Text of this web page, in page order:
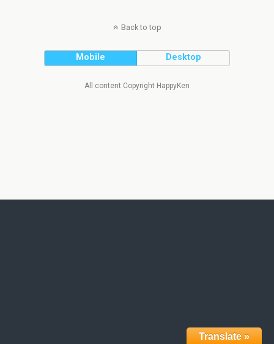
Back to top
Mobile Desktop
All content Copyright HappyKen
Translate »